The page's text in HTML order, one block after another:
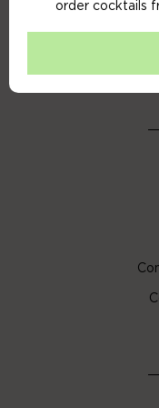
order cocktails